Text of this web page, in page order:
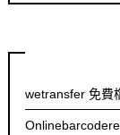
wetransfer 免費